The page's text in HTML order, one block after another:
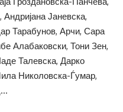
Јаневска,
Тарабунов, Арчи, Сара
Алабаковски, Тони Зен,
Талевска, Дарко
Николовска-Ѓумар,